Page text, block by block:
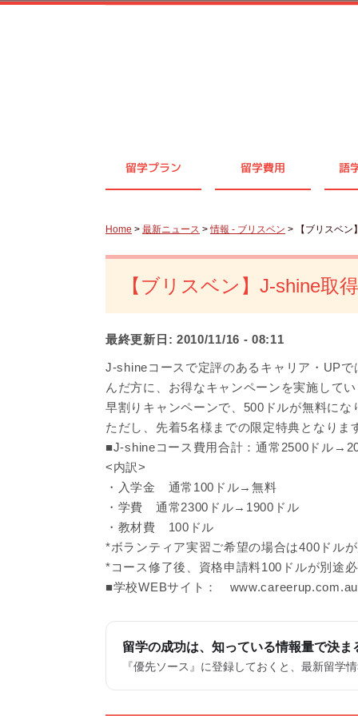
留学プラン 留学費用 語
Home > 最新ニュース >情報 - ブリスベン > 【ブリスベン
【ブリスベン】J-shine取
最終更新日: 2010/11/16 - 08:11
J-shineコースで定評のあるキャリア・UP
んだ方に、お得なキャンペーンを実施して
早割りキャンペーンで、500ドルが無料にな
ただし、先着5名様までの限定特典となり
■J-shineコース費用合計：通常2500ドル
<内訳>
・入学金 通常100ドル→無料
・学費 通常2300ドル→1900ドル
・教材費 100ドル
*ボランティア実習ご希望の場合は400ドル
*コース修了後、資格申請料100ドルが別途
■学校WEBサイト： www.careerup.com.au
留学の成功は、知っている情報量で決ま
『優先ソース』に登録しておくと、最新留学